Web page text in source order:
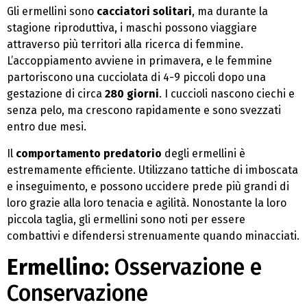
Gli ermellini sono cacciatori solitari, ma durante la
stagione riproduttiva, i maschi possono viaggiare
attraverso più territori alla ricerca di femmine.
L’accoppiamento avviene in primavera, e le femmine
partoriscono una cucciolata di 4-9 piccoli dopo una
gestazione di circa 280 giorni. I cuccioli nascono ciechi e
senza pelo, ma crescono rapidamente e sono svezzati
entro due mesi.
Il comportamento predatorio degli ermellini è
estremamente efficiente. Utilizzano tattiche di imboscata
e inseguimento, e possono uccidere prede più grandi di
loro grazie alla loro tenacia e agilità. Nonostante la loro
piccola taglia, gli ermellini sono noti per essere
combattivi e difendersi strenuamente quando minacciati.
Ermellino: Osservazione e
Conservazione